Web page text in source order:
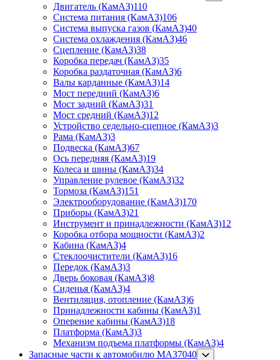
Двигатель (КамАЗ)110
Система питания (КамАЗ)106
Система выпуска газов (КамАЗ)40
Система охлаждения (КамАЗ)46
Сцепление (КамАЗ)38
Коробка передач (КамАЗ)35
Коробка раздаточная (КамАЗ)6
Валы карданные (КамАЗ)14
Мост передний (КамАЗ)6
Мост задний (КамАЗ)31
Мост средний (КамАЗ)12
Устройство седельно-сцепное (КамАЗ)3
Рама (КамАЗ)3
Подвеска (КамАЗ)67
Ось передняя (КамАЗ)19
Колеса и шины (КамАЗ)34
Управление рулевое (КамАЗ)32
Тормоза (КамАЗ)151
Электрооборудование (КамАЗ)170
Приборы (КамАЗ)21
Инструмент и принадлежности (КамАЗ)12
Коробка отбора мощности (КамАЗ)2
Кабина (КамАЗ)4
Стеклоочистители (КамАЗ)16
Передок (КамАЗ)3
Дверь боковая (КамАЗ)8
Сиденья (КамАЗ)4
Вентиляция, отопление (КамАЗ)6
Принадлежности кабины (КамАЗ)1
Оперение кабины (КамАЗ)18
Платформа (КамАЗ)3
Механизм подъема платформы (КамАЗ)4
Запасные части к автомобилю МАЗ7040